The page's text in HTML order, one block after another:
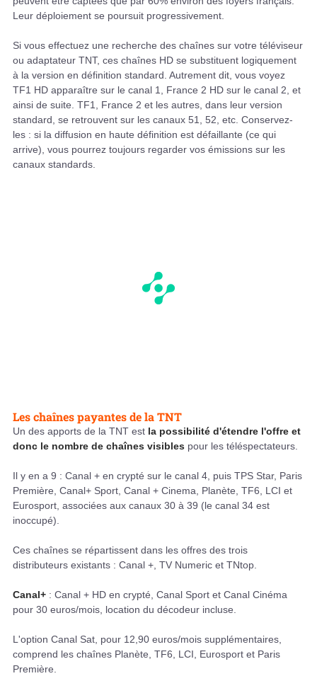
Leur déploiement se poursuit progressivement.
Si vous effectuez une recherche des chaînes sur votre téléviseur
ou adaptateur TNT, ces chaînes HD se substituent logiquement
à la version en définition standard. Autrement dit, vous voyez
TF1 HD apparaître sur le canal 1, France 2 HD sur le canal 2, et
ainsi de suite. TF1, France 2 et les autres, dans leur version
standard, se retrouvent sur les canaux 51, 52, etc. Conservez-
les : si la diffusion en haute définition est défaillante (ce qui
arrive), vous pourrez toujours regarder vos émissions sur les
canaux standards.
Les chaînes payantes de la TNT
Un des apports de la TNT est la possibilité d'étendre l'offre et
donc le nombre de chaînes visibles pour les téléspectateurs.
Il y en a 9 : Canal + en crypté sur le canal 4, puis TPS Star, Paris
Première, Canal+ Sport, Canal + Cinema, Planète, TF6, LCI et
Eurosport, associées aux canaux 30 à 39 (le canal 34 est
inoccupé).
Ces chaînes se répartissent dans les offres des trois
distributeurs existants : Canal +, TV Numeric et TNtop.
Canal+ : Canal + HD en crypté, Canal Sport et Canal Cinéma
pour 30 euros/mois, location du décodeur incluse.
L'option Canal Sat, pour 12,90 euros/mois supplémentaires,
comprend les chaînes Planète, TF6, LCI, Eurosport et Paris
Première.